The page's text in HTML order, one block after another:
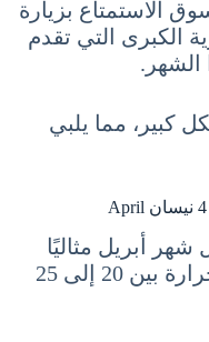
الاستمتاع بزيارة
الكبرى التي تقدم
كبير، مما يلبي
أبريل مثاليًا
للسياحة، حيث تتراوح درجات الحرارة بين 20 إلى 25